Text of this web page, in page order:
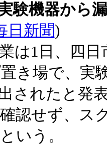
験機器から
日新聞)
は1日、四日
き場で、実
されたと発
認せず、ス
いう。